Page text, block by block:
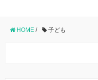
HOME / 子ども